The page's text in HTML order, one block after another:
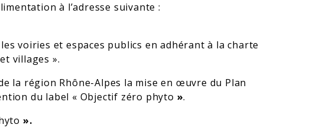
à l’adresse suivante :
voiries et espaces publics en adhérant à la charte
villages ».
la région Rhône-Alpes la mise en œuvre du Plan
du label « Objectif zéro phyto ».
».